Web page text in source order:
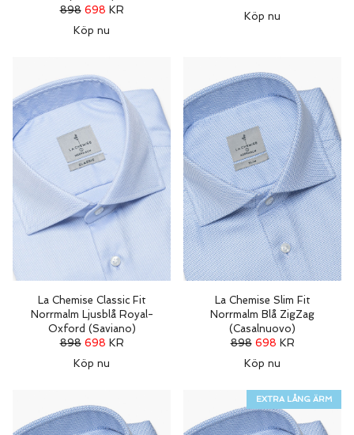
898 698 KR
Köp nu
Köp nu
La Chemise Classic Fit
Norrmalm Ljusblå Royal-
Oxford (Saviano)
898 698 KR
Köp nu
La Chemise Slim Fit
Norrmalm Blå ZigZag
(Casalnuovo)
898 698 KR
Köp nu
EXTRA LÅNG ÄRM